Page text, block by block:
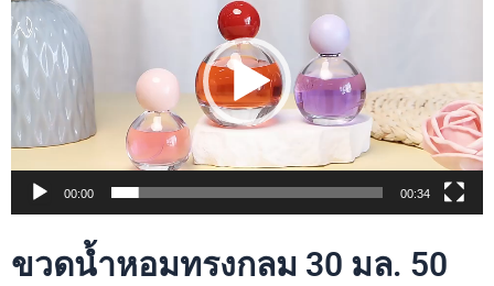
ไฟล์
วิดีโอ
00:00 00:34
ขวดน้ำหอมทรงกลม 30 มล. 50